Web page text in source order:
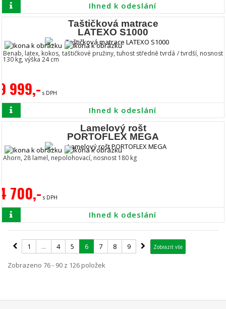
Ihned k odeslání
Taštičková matrace
LATEXO S1000
Benab, latex, kokos, taštičkové pružiny, tuhost středně tvrdá / tvrdší, nosnost
130 kg, výška 24 cm
999,- s DPH
Ihned k odeslání
Lamelový rošt
PORTOFLEX MEGA
Ahorn, 28 lamel, nepolohovací, nosnost 180 kg
700,- s DPH
Ihned k odeslání
Zobrazit vše
1 ... 4 5 6 7 8 9
Zobrazeno 76 - 90 z 126 položek